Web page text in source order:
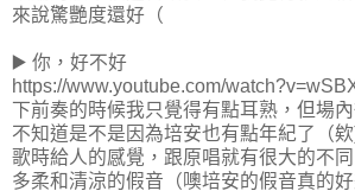
來說驚艷度還好（
▶️ 你，好不好
https://www.youtube.com/
下前奏的時候我只覺得有點耳熟，但場
不知道是不是因為培安也有點年紀了（
歌時給人的感覺，跟原唱就有很大的不
多柔和清涼的假音（噢培安的假音真的